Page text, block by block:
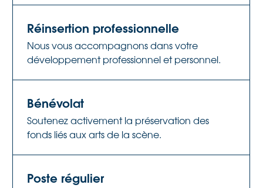
Réinsertion professionnelle
Nous vous accompagnons dans votre
développement professionnel et personnel.
Bénévolat
Soutenez activement la préservation des
fonds liés aux arts de la scène.
Poste régulier